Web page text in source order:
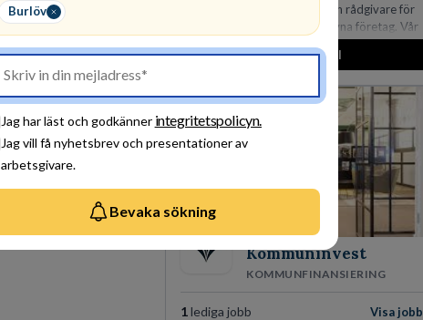
Burlöv
Jag har läst och godkänner integritetspolicyn.
Jag vill få nyhetsbrev och presentationer av
arbetsgivare.
Bevaka sökning
affärsjuridisk advokatbyrå och rådgivare för
kunskapsintensiva och idédrivna företag. Vår
expertis inom IP-tillgångar har gett oss en
marknadsledande position. Våra klienter väljer
skydda, utveckla och kommersialisera
företagets viktigaste tillgångar.
Besök profil
Kommuninvest
KOMMUNFINANSIERING
1 lediga jobb
Visa jobb